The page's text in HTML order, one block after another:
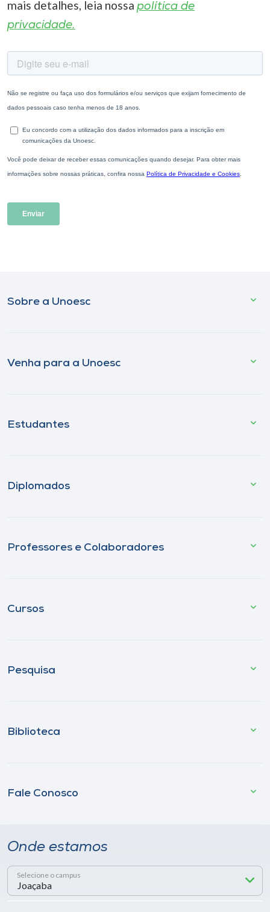
mais detalhes, leia nossa política de
privacidade.
Sobre a Unoesc
Venha para a Unoesc
Estudantes
Diplomados
Professores e Colaboradores
Cursos
Pesquisa
Biblioteca
Fale Conosco
Onde estamos
Selecione o campus